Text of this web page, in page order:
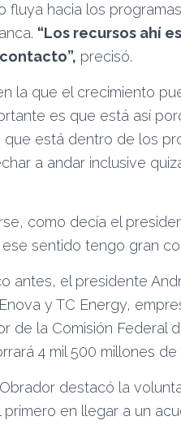
hacia los
“Los recursos ahí
precisó.
la que el crecimiento
es que está así
está dentro de los
a andar inclusive
como decía el
sentido tengo gran
antes, el presidente
y TC Energy,
de la Comisión Federal
4 mil 500 millones de
destacó la
en llegar a un